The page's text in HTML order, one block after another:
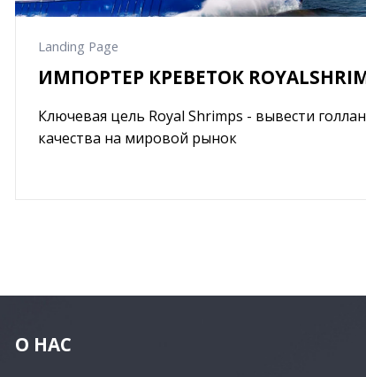
Landing Page
ИМПОРТЕР КРЕВЕТОК
Ключевая цель Royal Shrimps - вывести
качества на мировой рынок
О НАС